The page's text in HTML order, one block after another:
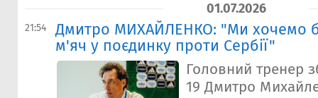
01.07.2026
21:54
Дмитро МИХАЙЛЕНКО: "Ми хочемо
м'яч у поєдинку проти Сербії"
Головний тренер
19 Дмитро